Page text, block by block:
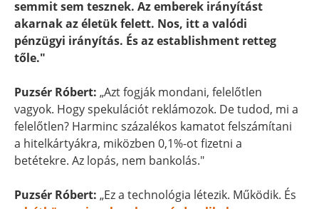
semmit sem tesznek. Az emberek irányítást
akarnak az életük felett. Nos, itt a valódi
pénzügyi irányítás. És az establishment retteg
tőle."
Puzsér Róbert: „Azt fogják mondani, felelőtlen
vagyok. Hogy spekulációt reklámozok. De tudod, mi a
felelőtlen? Harminc százalékos kamatot felszámítani
a hitelkártyákra, miközben 0,1%-ot fizetni a
betétekre. Az lopás, nem bankolás."
Puzsér Róbert: „Ez a technológia létezik. Működik. És